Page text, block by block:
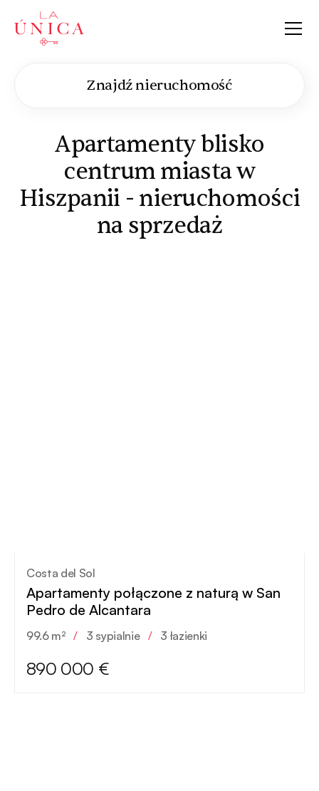
La Única
Znajdź nieruchomość
Apartamenty blisko
centrum miasta w
Hiszpanii - nieruchomości
na sprzedaż
Costa del Sol
Apartamenty połączone z naturą w San
Pedro de Alcantara
99.6 m² / 3 sypialnie / 3 łazienki
890 000 €